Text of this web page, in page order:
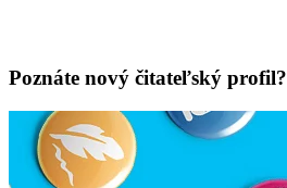
Poznáte nový čitateľský profil?